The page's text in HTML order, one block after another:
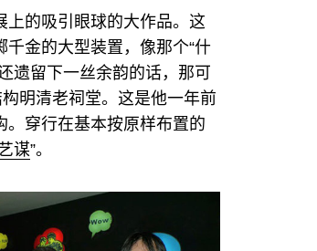
上的吸引眼球的大作品。这
金的大型装置，像那个“什
遗留下一丝余韵的话，那可
明清老祠堂。这是他一年前
。穿行在基本按原样布置的
谋”。